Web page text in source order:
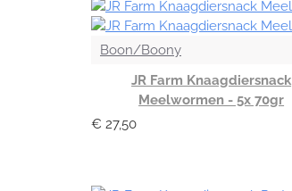
Boon/Boony
JR Farm Knaagdiersnack
Meelwormen - 5x 70gr
€ 27,50